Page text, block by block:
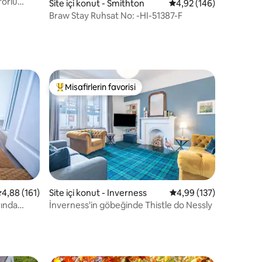
Site içi konut - Smithton 5 üzerinden ortalama
4,92 (146)
Braw Stay Ruhsat No: -HI-51387-F
üzerinden ortalama 4,88 puan, 161 değerlendirme
4,88 (161)
Misafirlerin favorilerinden en beğenilenler arasında
Misafirlerin favorisi
Site içi konut - Inverness 5 üzerinden ortalama
4,99 (137)
İnverness'in göbeğinde Thistle do Nessly